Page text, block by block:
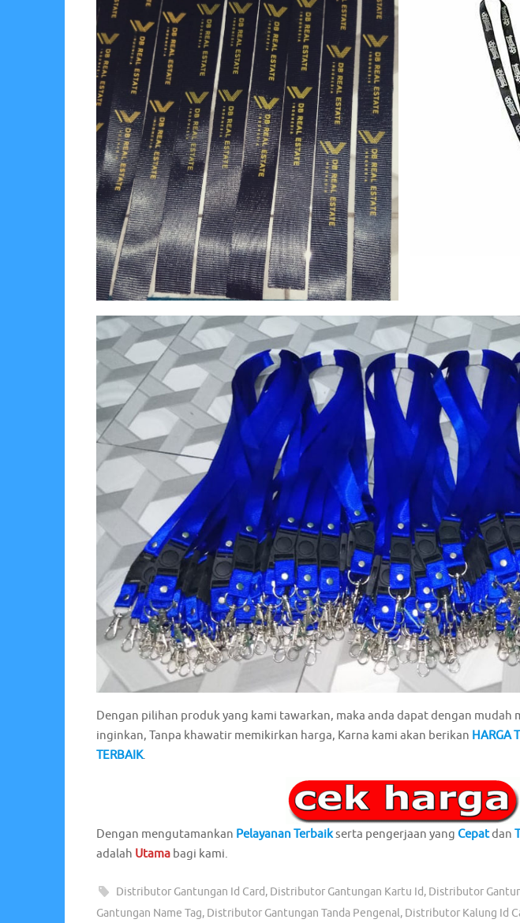
Dengan pilihan produk yang kami tawarkan, maka anda dapat dengan mudah
inginkan, Tanpa khawatir memikirkan harga, Karna kami akan berikan HARGA
TERBAIK.
Dengan mengutamankan Pelayanan Terbaikserta pengerjaan yang Cepatdan
adalah Utama bagi kami.
Distributor Gantungan Id Card, Distributor Gantungan Kartu Id, Distributor
Gantungan Name Tag, Distributor Gantungan Tanda Pengenal, Distributor Kalung Id